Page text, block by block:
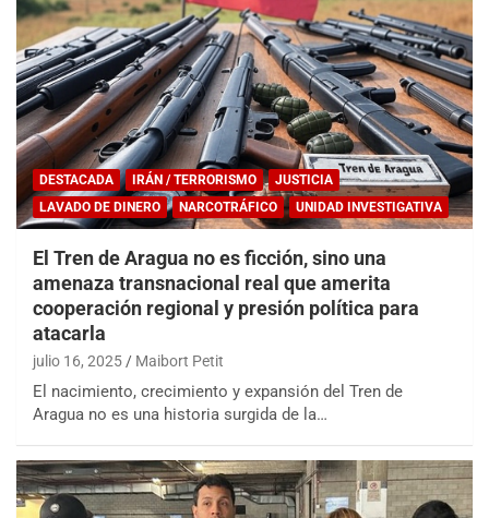
DESTACADA IRÁN / TERRORISMO
JUSTICIA
LAVADO DE DINERO
NARCOTRÁFICO UNIDAD INVESTIGATIVA
El Tren de Aragua no es ficción, sino una
amenaza transnacional real que amerita
cooperación regional y presión política para
atacarla
julio 16, 2025 Maibort Petit
El nacimiento, crecimiento y expansión del Tren de
Aragua no es una historia surgida de la…